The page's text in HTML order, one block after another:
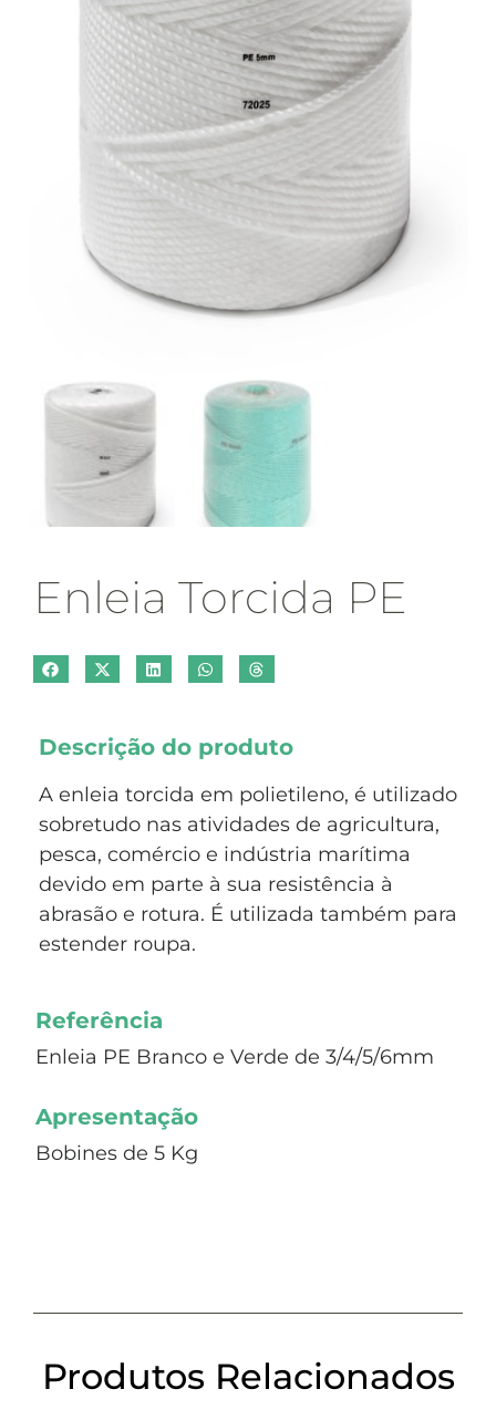
Enleia Torcida PE
Descrição do produto
A enleia torcida em polietileno, é utilizado
sobretudo nas atividades de agricultura,
pesca, comércio e indústria marítima
devido em parte à sua resistência à
abrasão e rotura. É utilizada também para
estender roupa.
Referência
Enleia PE Branco e Verde de 3/4/5/6mm
Apresentação
Bobines de 5 Kg
Produtos Relacionados